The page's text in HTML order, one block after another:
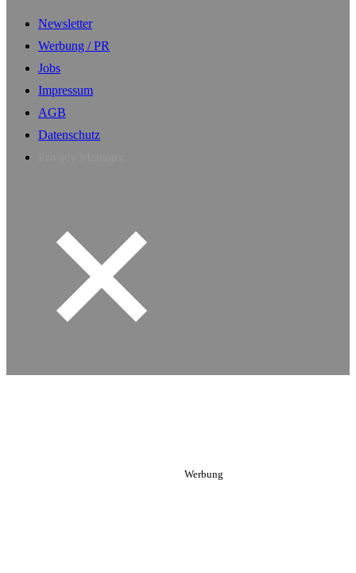
Newsletter
Werbung / PR
Jobs
Impressum
AGB
Datenschutz